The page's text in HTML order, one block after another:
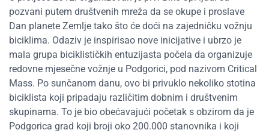
pozvani putem društvenih mreža da se okupe i proslave
Dan planete Zemlje tako što će doći na zajedničku vožnju
biciklima. Odaziv je inspirisao nove inicijative i ubrzo je
mala grupa biciklističkih entuzijasta počela da organizuje
redovne mjesečne vožnje u Podgorici, pod nazivom Critical
Mass. Po sunčanom danu, ovo bi privuklo nekoliko stotina
biciklista koji pripadaju različitim dobnim i društvenim
skupinama. To je bio obećavajući početak s obzirom da je
Podgorica grad koji broji oko 200.000 stanovnika i koji